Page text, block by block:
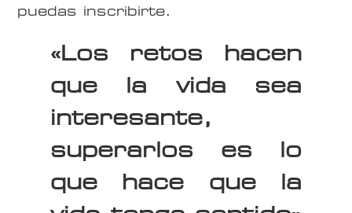
puedas inscribirte.
«Los retos hacen
que la vida sea
interesante,
superarlos es lo
que hace que la